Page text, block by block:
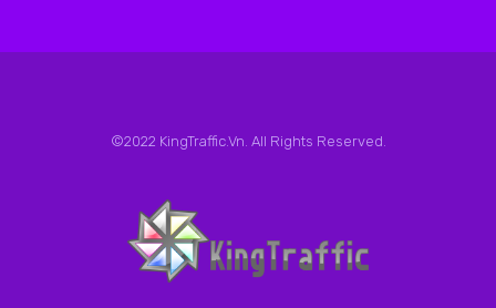
©2022 KingTraffic.Vn. All Rights Reserved.